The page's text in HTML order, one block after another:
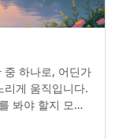
중 하나로, 어딘가
리게 움직입니다.
봐야 할지 모르